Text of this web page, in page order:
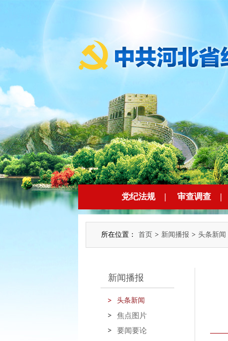
党纪法规 | 审查调查 |
所在位置： 首页 > 新闻播报 > 头条新闻
新闻播报
头条新闻
焦点图片
要闻要论